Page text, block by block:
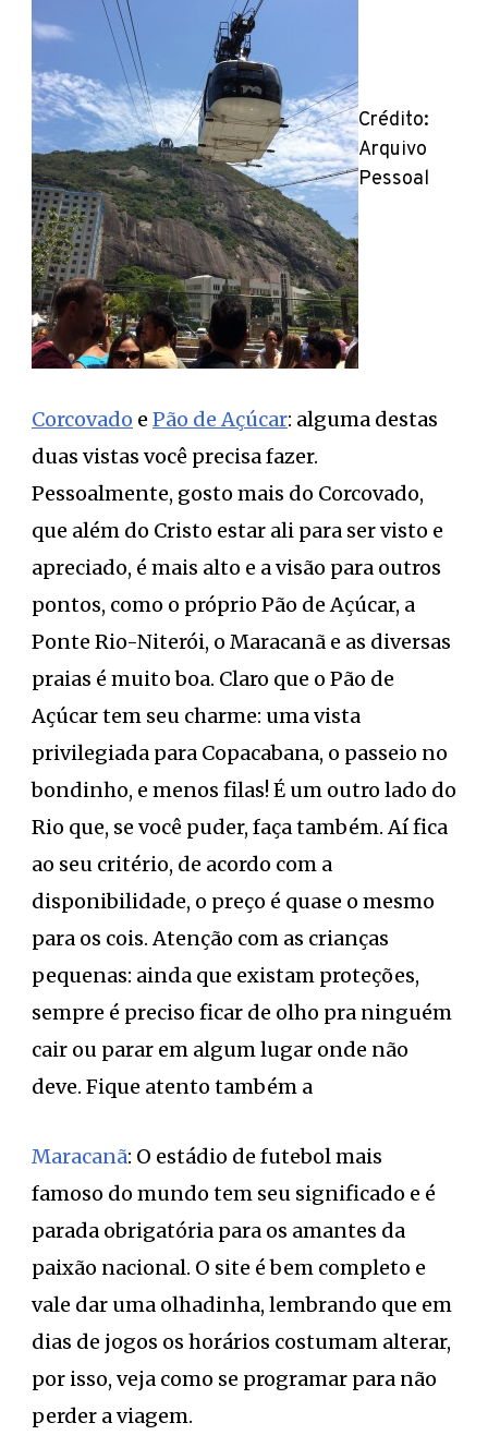
Crédito:
Arquivo
Pessoal
Corcovado e Pão de Açúcar: alguma destas
duas vistas você precisa fazer.
Pessoalmente, gosto mais do Corcovado,
que além do Cristo estar ali para ser visto e
apreciado, é mais alto e a visão para outros
pontos, como o próprio Pão de Açúcar, a
Ponte Rio-Niterói, o Maracanã e as diversas
praias é muito boa. Claro que o Pão de
Açúcar tem seu charme: uma vista
privilegiada para Copacabana, o passeio no
bondinho, e menos filas! É um outro lado do
Rio que, se você puder, faça também. Aí fica
ao seu critério, de acordo com a
disponibilidade, o preço é quase o mesmo
para os cois. Atenção com as crianças
pequenas: ainda que existam proteções,
sempre é preciso ficar de olho pra ninguém
cair ou parar em algum lugar onde não
deve. Fique atento também a
Maracanã: O estádio de futebol mais
famoso do mundo tem seu significado e é
parada obrigatória para os amantes da
paixão nacional. O site é bem completo e
vale dar uma olhadinha, lembrando que em
dias de jogos os horários costumam alterar,
por isso, veja como se programar para não
perder a viagem.